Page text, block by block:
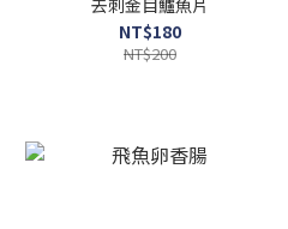
去刺金目鱸魚片
NT$180
NT$200